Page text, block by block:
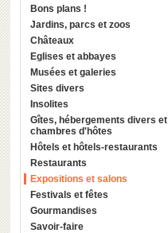
Bons plans !
Jardins, parcs et zoos
Châteaux
Eglises et abbayes
Musées et galeries
Sites divers
Insolites
Gîtes, hébergements divers et
chambres d'hôtes
Hôtels et hôtels-restaurants
Restaurants
Expositions et salons
Festivals et fêtes
Gourmandises
Savoir-faire